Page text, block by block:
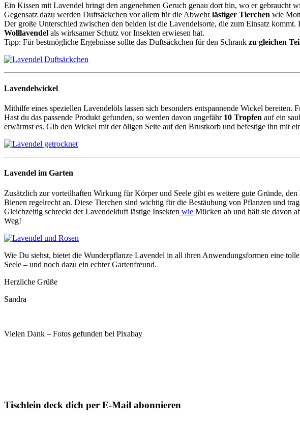
Ein Kissen mit Lavendel bringt den angenehmen Geruch genau dort hin, wo er gebraucht
Gegensatz dazu werden Duftsäckchen vor allem für die Abwehrlästiger Tierchen wie
Der große Unterschied zwischen den beiden ist die Lavendelsorte, die zum Einsatz
Wolllavendel als wirksamer Schutz vor Insekten erwiesen hat.
Tipp: Für bestmögliche Ergebnisse sollte das Duftsäckchen für den Schrank zu gleichen
Lavendelwickel
Mithilfe eines speziellen Lavendelöls lassen sich besonders entspannende Wickel bereiten.
Hast du das passende Produkt gefunden, so werden davon ungefähr 10 Tropfen auf ein
erwärmst es. Gib den Wickel mit der öligen Seite auf den Brustkorb und befestige ihn mit
Lavendel im Garten
Zusätzlich zur vorteilhaften Wirkung für Körper und Seele gibt es weitere gute Gründe, den
Bienen regelrecht an. Diese Tierchen sind wichtig für die Bestäubung von Pflanzen und
Gleichzeitig schreckt der Lavendelduft lästige Insekten wie Mücken ab und hält sie davon
Weg!
Wie Du siehst, bietet die Wunderpflanze Lavendel in all ihren Anwendungsformen eine
Seele – und noch dazu ein echter Gartenfreund.
Herzliche Grüße
Sandra
Vielen Dank – Fotos gefunden bei Pixabay
Tischlein deck dich per E-Mail abonnieren